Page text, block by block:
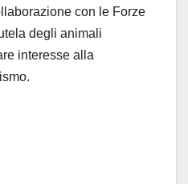
con le Forze
degli animali
interesse alla